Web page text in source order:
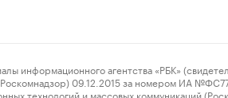
агентства «РБК»
09.12.2015 за номером ИА
технологий и массовых коммуникаций